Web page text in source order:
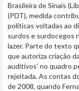
Brasileira de Sinais
(PDT), medida
políticas voltadas ao
surdos e surdocegos
lazer. Parte do texto
que autoriza criação
auditivos' no quadro
rejeitada. As contas
de 2008, quando